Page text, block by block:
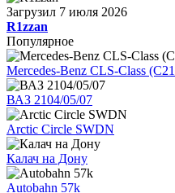
Загрузил 7 июля 2026
R1zzan
Популярное
Mercedes-Benz CLS-Class
ВАЗ 2104/05/07
Arctic Circle SWDN
Калач на Дону
Autobahn 57k